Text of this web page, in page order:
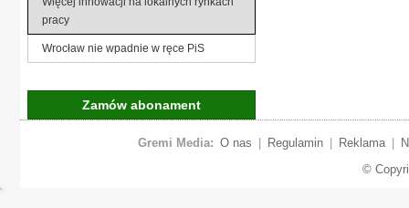
pracy
Wrocław nie wpadnie w ręce PiS
Zamów abonament
Gremi Media: O nas Regulamin Reklama
©